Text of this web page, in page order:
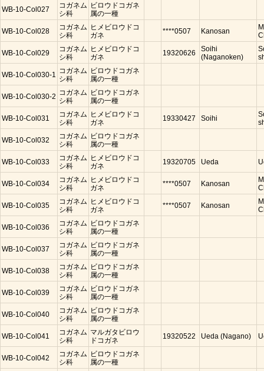
WB-10-Col027
コガネム
シ科
ビロウドコガネ
属の一種
WB-10-Col028
コガネム
シ科
ヒメビロウドコ
ガネ
****0507 Kanosan
WB-10-Col029
コガネム
シ科
ヒメビロウドコ
ガネ
19320626
Soihi
(Naganoken)
WB-10-Col030-1 コガネム
シ科
ビロウドコガネ
属の一種
WB-10-Col030-2 コガネム
シ科
ビロウドコガネ
属の一種
WB-10-Col031
コガネム
シ科
ヒメビロウドコ
ガネ
19330427 Soihi
WB-10-Col032
コガネム
シ科
ビロウドコガネ
属の一種
WB-10-Col033
コガネム
シ科
ヒメビロウドコ
ガネ
19320705 Ueda
WB-10-Col034
コガネム
シ科
ヒメビロウドコ
ガネ
****0507 Kanosan
WB-10-Col035
コガネム
シ科
ヒメビロウドコ
ガネ
****0507 Kanosan
WB-10-Col036
コガネム
シ科
ビロウドコガネ
属の一種
WB-10-Col037
コガネム
シ科
ビロウドコガネ
属の一種
WB-10-Col038
コガネム
シ科
ビロウドコガネ
属の一種
WB-10-Col039
コガネム
シ科
ビロウドコガネ
属の一種
WB-10-Col040
コガネム
シ科
ビロウドコガネ
属の一種
WB-10-Col041
コガネム
シ科
マルガタビロウ
ドコガネ
19320522 Ueda (Nagano)
WB-10-Col042
コガネム
シ科
ビロウドコガネ
属の一種